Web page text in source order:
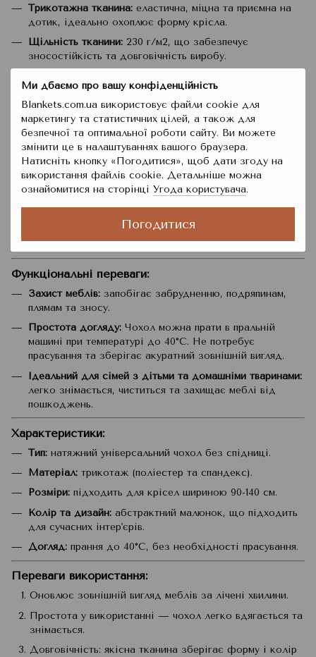
Ми дбаємо про вашу конфіденційність
Blankets.com.ua використовує файли cookie для
маркетингу та статистичних цілей, а також для
безпечної та оптимальної роботи сайту. Ви можете
змінити це в налаштуваннях вашого браузера.
Натисніть кнопку «Погодитися», щоб дати згоду на
використання файлів cookie. Детальніше можна
ознайомитися на сторінці Угода користувача.
Погодитися
Трикотажна тканина: еластична, міцна та приємна на
дотик, ідеально охоплює форму крісла.
Щільність тканини: 230 г/м2, що забезпечує
зносостійкість та довговічність виробу.
Еластичні краї:
чохол на крісло
надійно фіксується, забезпечуючи щільне прилягання.
Універсальний розмір:підходить для крісел шириною
від 90 до 140 см, що робить його універсальним для
більшості моделей меблів.
3. Привабливий дизайн:
Модний абстрактний принт у сучасному стилі
гармонійно впишеться у будь-який інтер'єр.
Можливість змінити колірну гаму кімнати або
приховати дефекти зношених меблів.
Функціональні переваги:
Захист меблів: запобігає забрудненню, подряпинам,
плямам та зносу.
Простота догляду: Чохол можна прати в пральній
машині при температурі до 40°C. Не потребує
прасування та зберігає акуратний зовнішній вигляд.
Ідеальний для сімей з дітьми та домашніми тваринами:
легко знімається, чиститься та захищає меблі від
пошкоджень.
Характеристики:
Тип: натяжний універсальний чохол без спідниці.
Матеріал: трикотаж (поліестер та спандекс).
Розміри: підходить для крісел шириною 90-140 см.
Колір та дизайн: абстрактний малюнок, що підходить
для сучасних інтер'єрів.
Догляд: прання до 40°C, без необхідності прасування.
Переваги використання:
Оновлює зовнішній вигляд меблів за лічені хвилини.
Простота у використанні — чохол легко вдягається та
знімається.
Довговічність: якісна тканина зберігає форму і колір